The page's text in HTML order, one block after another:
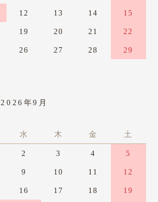
12 13 14 15
19 20 21 22
26 27 28 29
2026年9月
水 木 金 土
2 3 4 5
9 10 11 12
16 17 18 19